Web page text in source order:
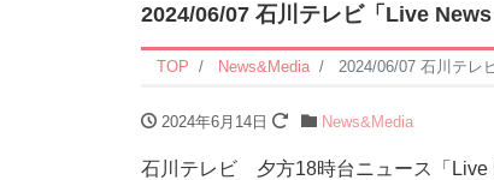
2024/06/07 石川テレビ「Live
TOP News&Media 2024/06/07 石川テレ
2024年6月14日 News&Media
石川テレビ 夕方18時台ニュース「Live